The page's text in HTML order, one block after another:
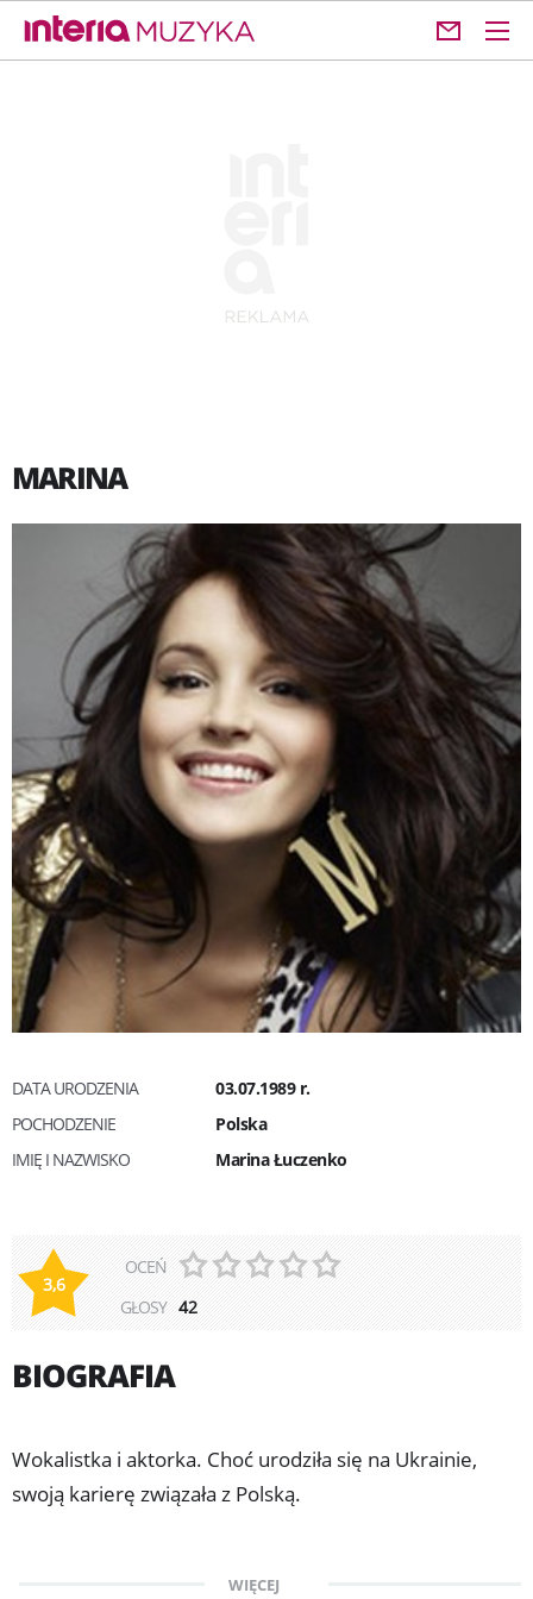
MARINA
DATA URODZENIA
03.07.1989 r.
POCHODZENIE
Polska
IMIĘ I NAZWISKO
Marina Łuczenko
3,6
OCEŃ
GŁOSY 42
BIOGRAFIA
Wokalistka i aktorka. Choć urodziła się na Ukrainie,
swoją karierę związała z Polską.
Dwa lata później, razem z rodzicami i bratem
WIĘCEJ